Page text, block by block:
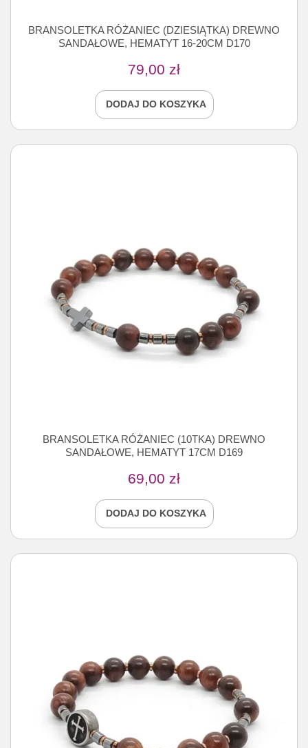
BRANSOLETKA RÓŻANIEC (DZIESIĄTKA) DREWNO
SANDAŁOWE, HEMATYT 16-20CM D170
79,00 zł
DODAJ DO KOSZYKA
BRANSOLETKA RÓŻANIEC (10TKA) DREWNO
SANDAŁOWE, HEMATYT 17CM D169
69,00 zł
DODAJ DO KOSZYKA